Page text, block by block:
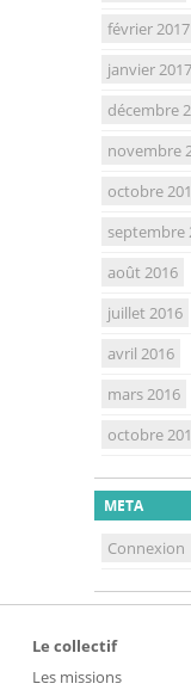
février 2017
janvier 2017
décembre
novembre
octobre
septembre
août 2016
juillet 2016
avril 2016
mars 2016
octobre
META
Connexion
Le collectif
Les missions